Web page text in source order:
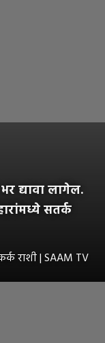
द्यावा लागेल.
सतर्क
राशी | SAAM TV